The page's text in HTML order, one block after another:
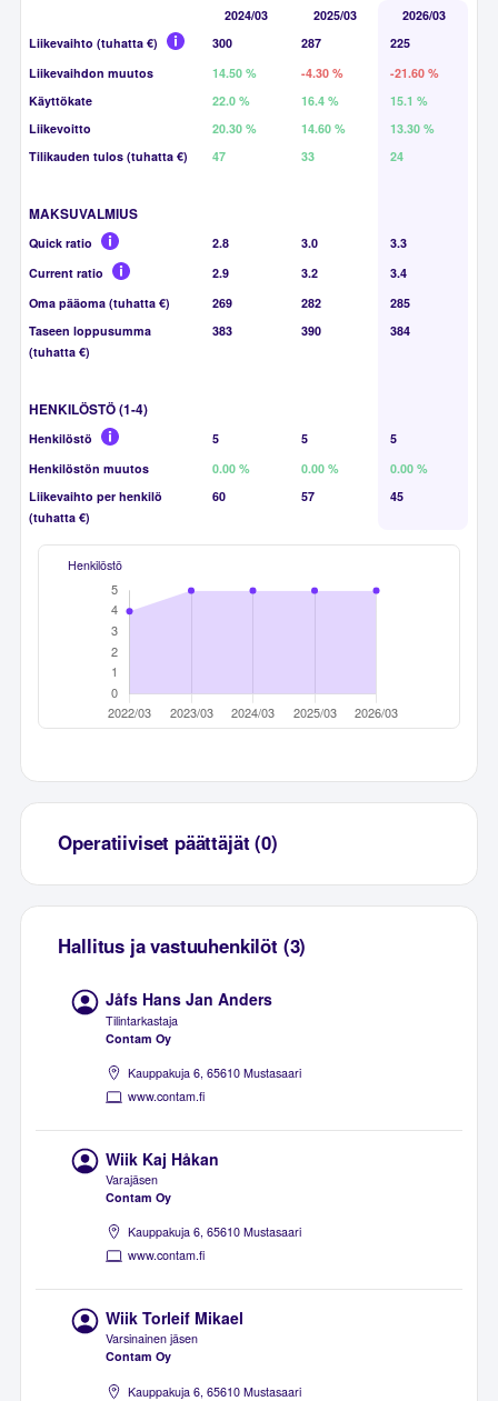
2024/03 2025/03
2026/03
Liikevaihto (tuhatta €)
300 287
225
Liikevaihdon muutos
14.50 % -4.30 %
-21.60 %
Käyttökate
22.0 % 16.4 %
15.1 %
Liikevoitto
20.30 % 14.60 %
13.30 %
Tilikauden tulos (tuhatta €)
47 33 24
MAKSUVALMIUS
Quick ratio 2.8 3.0
3.3
Current ratio
2.9 3.2
3.4
Oma pääoma (tuhatta €)
269 282
285
Taseen loppusumma
(tuhatta €)
383 390 384
HENKILÖSTÖ (1-4)
Henkilöstö 5 5
5
Henkilöstön muutos
0.00 % 0.00 %
0.00 %
Liikevaihto per henkilö
(tuhatta €)
60 57 45
Henkilöstö
Operatiiviset päättäjät (0)
Hallitus ja vastuuhenkilöt (3)
Jåfs Hans Jan Anders
Tilintarkastaja
Contam Oy
Kauppakuja 6, 65610 Mustasaari
www.contam.fi
Wiik Kaj Håkan
Varajäsen
Contam Oy
Kauppakuja 6, 65610 Mustasaari
www.contam.fi
Wiik Torleif Mikael
Varsinainen jäsen
Contam Oy
Kauppakuja 6, 65610 Mustasaari